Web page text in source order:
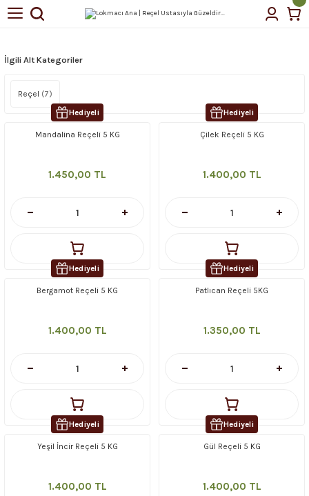
Geri Dön
Geri Dön
Yağı
İlgili Alt Kategoriler
Reçel (7)
Hediyeli
Mandalina Reçeli 5 KG
1.450,00 TL
Hediyeli
Çilek Reçeli 5 KG
1.400,00 TL
Hediyeli
Bergamot Reçeli 5 KG
1.400,00 TL
Hediyeli
Patlıcan Reçeli 5KG
1.350,00 TL
Hediyeli
Yeşil İncir Reçeli 5 KG
1.400,00 TL
Hediyeli
Gül Reçeli 5 KG
1.400,00 TL